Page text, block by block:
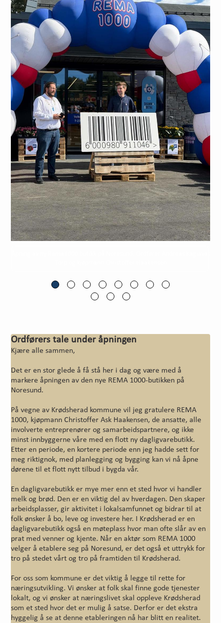
Ordførers tale under åpningen
Kjære alle sammen,
Det er en stor glede å få stå her i dag og være med å
markere åpningen av den nye REMA 1000-butikken på
Noresund.
På vegne av Krødsherad kommune vil jeg gratulere REMA
1000, kjøpmann Christoffer Ask Haakensen, de ansatte, alle
involverte entreprenører og samarbeidspartnere, og ikke
minst innbyggerne våre med en flott ny dagligvarebutikk.
Etter en periode, en kortere periode enn jeg hadde sett for
meg riktignok, med planlegging og bygging kan vi nå åpne
dørene til et flott nytt tilbud i bygda vår.
En dagligvarebutikk er mye mer enn et sted hvor vi handler
melk og brød. Den er en viktig del av hverdagen. Den skaper
arbeidsplasser, gir aktivitet i lokalsamfunnet og bidrar til at
folk ønsker å bo, leve og investere her. I Krødsherad er en
dagligvarebutikk også en møteplass hvor man ofte slår av en
prat med venner og kjente. Når en aktør som REMA 1000
velger å etablere seg på Noresund, er det også et uttrykk for
tro på stedet vårt og tro på framtiden til Krødsherad.
For oss som kommune er det viktig å legge til rette for
næringsutvikling. Vi ønsker at folk skal finne gode tjenester
lokalt, og vi ønsker at næringslivet skal oppleve Krødsherad
som et sted hvor det er mulig å satse. Derfor er det ekstra
hyggelig å se at denne etableringen nå har blitt en realitet.